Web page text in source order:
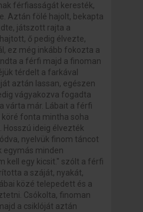
férfiasságát keresték,
Aztán fölé hajolt, bekapta
játszott rajta a
ő pedig élvezte,
ez még inkább fokozta a
a férfi majd a finoman
térdelt a farkával
aztán lassan, egészen
vágyakozva fogadta
várta már. Lábait a férfi
köré fonta mintha soha
Hosszú ideig élvezték
nyelvük finom táncot
egymás minden
kell egy kicsit." szólt a férfi
a száját, nyakát,
közé telepedett és a
Csókolta, finoman
a csiklóját aztán